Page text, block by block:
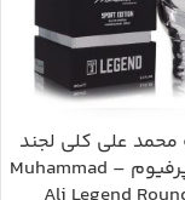
محمد علی کلی لجند
راند 3 ادوپرفیوم – Muhammad